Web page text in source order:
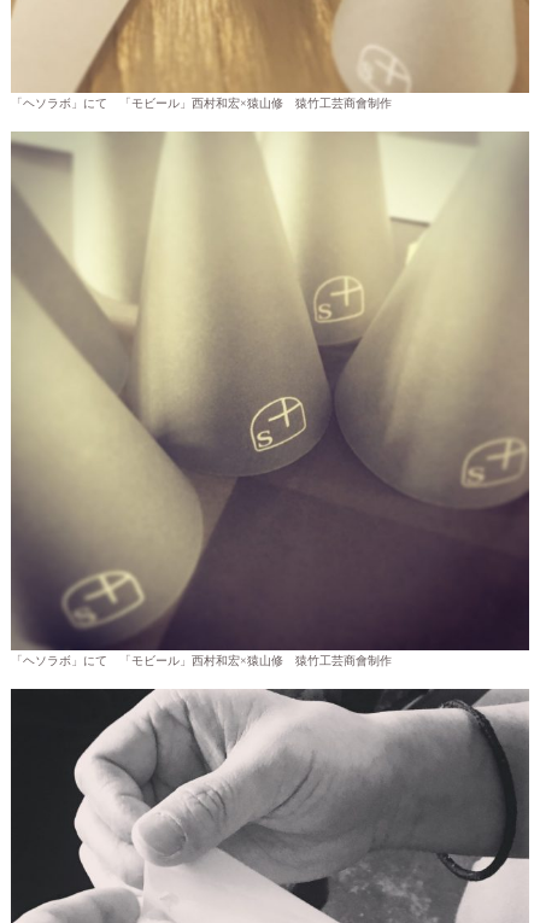
「ヘソラボ」にて 「モビール」西村和宏×猿山修 猿竹工芸商會制作
「ヘソラボ」にて 「モビール」西村和宏×猿山修 猿竹工芸商會制作